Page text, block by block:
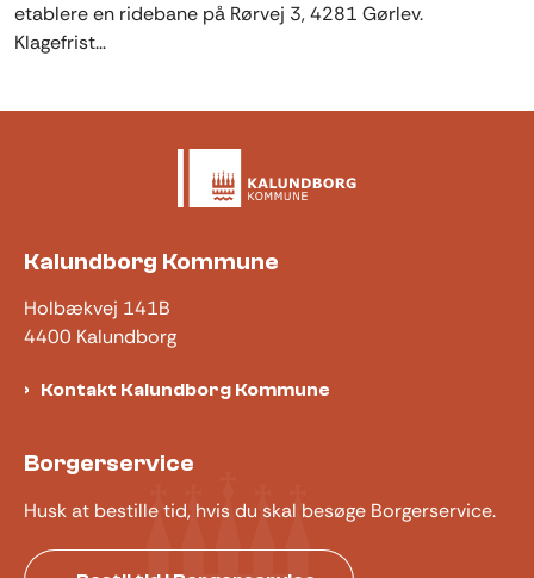
etablere en ridebane på Rørvej 3, 4281 Gørlev.
Klagefrist...
Kalundborg Kommune
Holbækvej 141B
4400 Kalundborg
Kontakt Kalundborg Kommune
Borgerservice
Husk at bestille tid, hvis du skal besøge Borgerservice.